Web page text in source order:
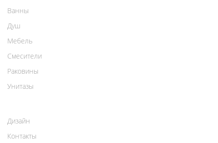
Ванны
Душ
Мебель
Смесители
Раковины
Унитазы
Дизайн
Контакты